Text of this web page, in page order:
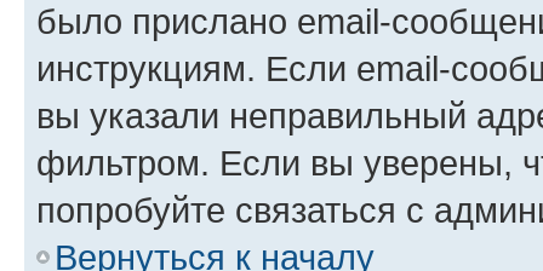
было прислано email-
инструкциям. Если email-
вы указали неправильный
фильтром. Если вы уверены,
попробуйте связаться с
Вернуться к началу